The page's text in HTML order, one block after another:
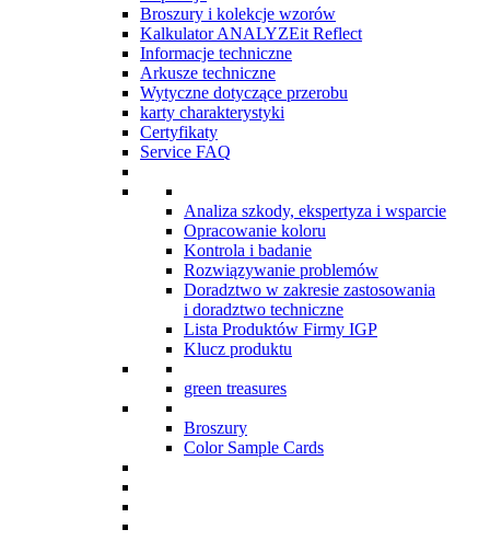
Broszury i kolekcje wzorów
Kalkulator ANALYZEit Reflect
Informacje techniczne
Arkusze techniczne
Wytyczne dotyczące przerobu
karty charakterystyki
Certyfikaty
Service FAQ
Analiza szkody, ekspertyza i wsparcie
Opracowanie koloru
Kontrola i badanie
Rozwiązywanie problemów
Doradztwo w zakresie zastosowania
i doradztwo techniczne
Lista Produktów Firmy IGP
Klucz produktu
green treasures
Broszury
Color Sample Cards